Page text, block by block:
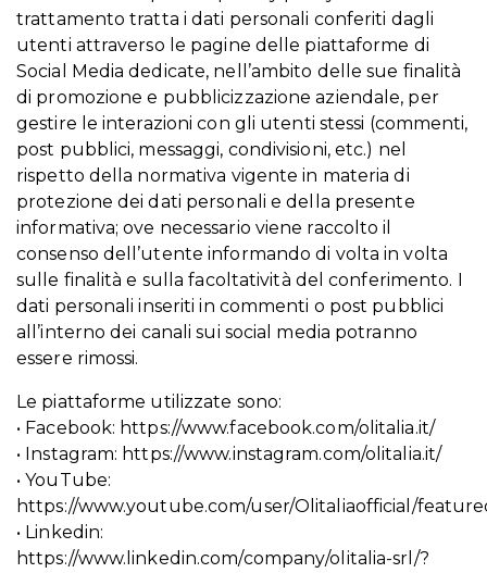
trattamento tratta i dati personali conferiti dagli
utenti attraverso le pagine delle piattaforme di
Social Media dedicate, nell’ambito delle sue finalità
di promozione e pubblicizzazione aziendale, per
gestire le interazioni con gli utenti stessi (commenti,
post pubblici, messaggi, condivisioni, etc.) nel
rispetto della normativa vigente in materia di
protezione dei dati personali e della presente
informativa; ove necessario viene raccolto il
consenso dell’utente informando di volta in volta
sulle finalità e sulla facoltatività del conferimento. I
dati personali inseriti in commenti o post pubblici
all’interno dei canali sui social media potranno
essere rimossi.
Le piattaforme utilizzate sono:
• Facebook: https://www.facebook.com/olitalia.it/
• Instagram: https://www.instagram.com/olitalia.it/
• YouTube:
https://www.youtube.com/user/Olitaliaofficial/
• Linkedin:
https://www.linkedin.com/company/olitalia-srl/?